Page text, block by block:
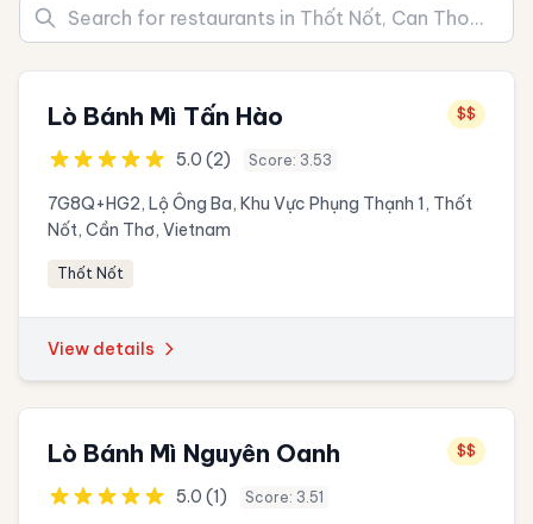
Lò Bánh Mì Tấn Hào $$
5.0 (2) Score: 3.53
7G8Q+HG2, Lộ Ông Ba, Khu Vực Phụng Thạnh 1, Thốt
Nốt, Cần Thơ, Vietnam
Thốt Nốt
View details
Lò Bánh Mì Nguyên Oanh $$
5.0 (1) Score: 3.51